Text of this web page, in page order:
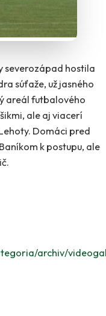
severozápad hostila
súťaže, už jasného
areál futbalového
ale aj viacerí
Domáci pred
k postupu, ale
archiv/